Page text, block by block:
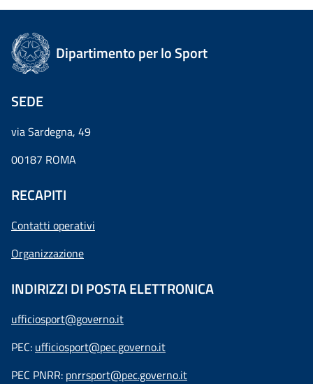
Dipartimento per lo Sport
SEDE
via Sardegna, 49
00187 ROMA
RECAPITI
Contatti operativi
Organizzazione
INDIRIZZI DI POSTA ELETTRONICA
ufficiosport@governo.it
PEC: ufficiosport@pec.governo.it
PEC PNRR: pnrrsport@pec.governo.it